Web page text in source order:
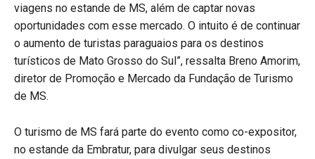
viagens no estande de MS, além de captar novas
oportunidades com esse mercado. O intuito é de continuar
o aumento de turistas paraguaios para os destinos
turísticos de Mato Grosso do Sul”, ressalta Breno Amorim,
diretor de Promoção e Mercado da Fundação de Turismo
de MS.
O turismo de MS fará parte do evento como co-expositor,
no estande da Embratur, para divulgar seus destinos